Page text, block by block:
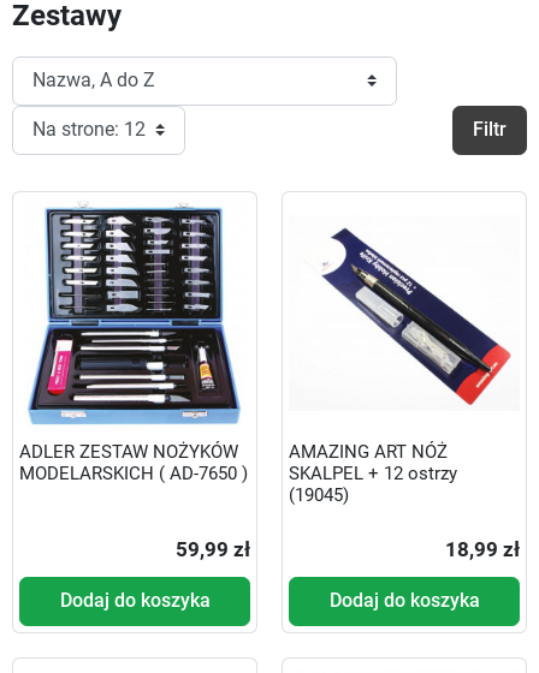
Zestawy
Filtr
ADLER ZESTAW NOŻYKÓW
MODELARSKICH ( AD-7650 )
59,99 zł
Dodaj do koszyka
AMAZING ART NÓŻ
SKALPEL + 12 ostrzy
(19045)
18,99 zł
Dodaj do koszyka